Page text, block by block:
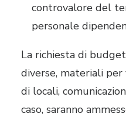
controvalore del
personale
La richiesta di
diverse, materiali
di locali,
caso, saranno